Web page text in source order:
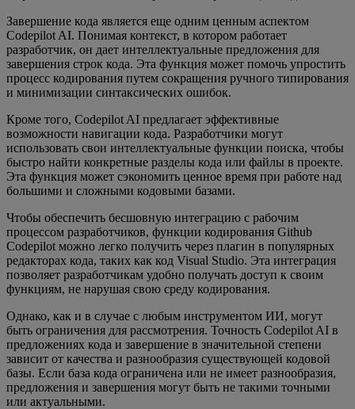
Завершение кода является еще одним ценным аспектом
Codepilot AI. Понимая контекст, в котором работает
разработчик, он дает интеллектуальные предложения для
завершения строк кода. Эта функция может помочь упростить
процесс кодирования путем сокращения ручного типирования
и минимизации синтаксических ошибок.
Кроме того, Codepilot AI предлагает эффективные
возможности навигации кода. Разработчики могут
использовать свои интеллектуальные функции поиска, чтобы
быстро найти конкретные разделы кода или файлы в проекте.
Эта функция может сэкономить ценное время при работе над
большими и сложными кодовыми базами.
Чтобы обеспечить бесшовную интеграцию с рабочим
процессом разработчиков, функции кодирования Github
Codepilot можно легко получить через плагин в популярных
редакторах кода, таких как код Visual Studio. Эта интеграция
позволяет разработчикам удобно получать доступ к своим
функциям, не нарушая свою среду кодирования.
Однако, как и в случае с любым инструментом ИИ, могут
быть ограничения для рассмотрения. Точность Codepilot AI в
предложениях кода и завершение в значительной степени
зависит от качества и разнообразия существующей кодовой
базы. Если база кода ограничена или не имеет разнообразия,
предложения и завершения могут быть не такими точными
или актуальными.